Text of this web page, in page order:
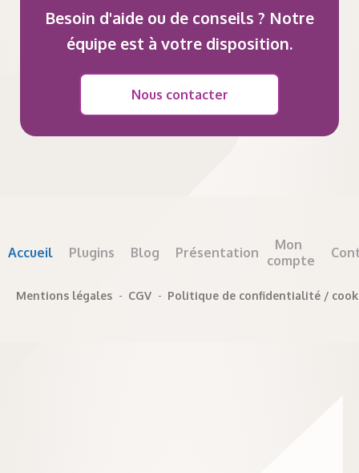
Besoin d'aide ou de conseils ? Notre
équipe est à votre disposition.
Nous contacter
Accueil Plugins Blog Présentation
Mon
compte
Mentions légales - CGV - Politique de confidentialité /